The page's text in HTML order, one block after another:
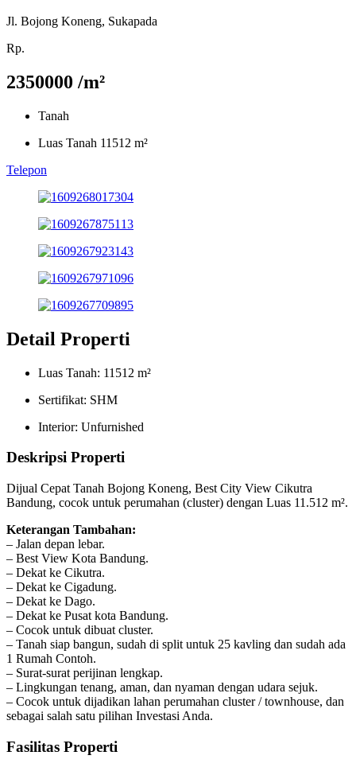
Jl. Bojong Koneng, Sukapada
Rp.
2350000 /m²
Tanah
Luas Tanah 11512 m²
Telepon
Detail Properti
Luas Tanah: 11512 m²
Sertifikat: SHM
Interior: Unfurnished
Deskripsi Properti
Dijual Cepat Tanah Bojong Koneng, Best City View Cikutra
Bandung, cocok untuk perumahan (cluster) dengan Luas 11.512 m².
Keterangan Tambahan:
– Jalan depan lebar.
– Best View Kota Bandung.
– Dekat ke Cikutra.
– Dekat ke Cigadung.
– Dekat ke Dago.
– Dekat ke Pusat kota Bandung.
– Cocok untuk dibuat cluster.
– Tanah siap bangun, sudah di split untuk 25 kavling dan sudah ada
1 Rumah Contoh.
– Surat-surat perijinan lengkap.
– Lingkungan tenang, aman, dan nyaman dengan udara sejuk.
– Cocok untuk dijadikan lahan perumahan cluster / townhouse, dan
sebagai salah satu pilihan Investasi Anda.
Fasilitas Properti